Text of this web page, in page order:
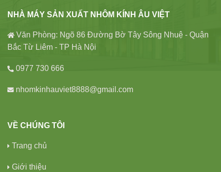
NHÀ MÁY SẢN XUẤT NHÔM KÍNH ÂU VIỆT
Văn Phòng: Ngõ 86 Đường Bờ Tây Sông Nhuệ - Quận
Bắc Từ Liêm - TP Hà Nội
0977 730 666
nhomkinhauviet8888@gmail.com
VỀ CHÚNG TÔI
Trang chủ
Giới thiệu